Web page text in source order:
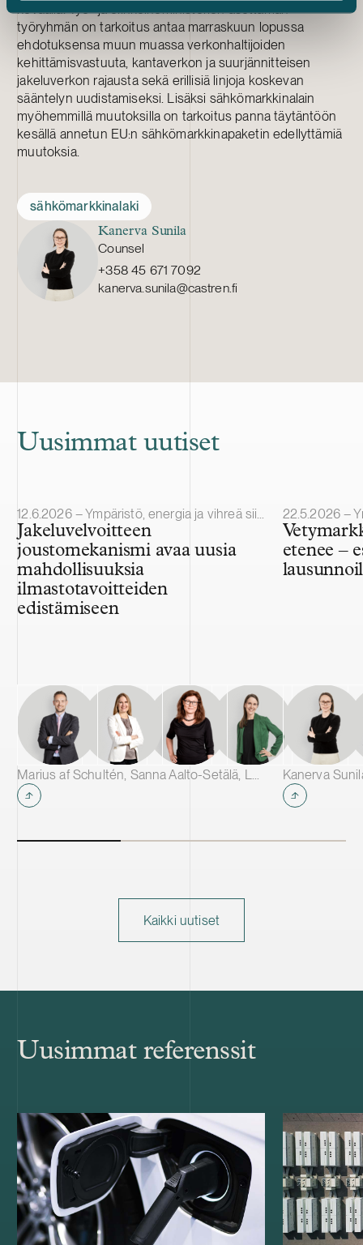
keväällä. Työ- ja elinkeinoministeriön asettaman
työryhmän on tarkoitus antaa marraskuun lopussa
ehdotuksensa muun muassa verkonhaltijoiden
kehittämisvastuuta, kantaverkon ja suurjännitteisen
jakeluverkon rajausta sekä erillisiä linjoja koskevan
sääntelyn uudistamiseksi. Lisäksi sähkömarkkinalain
myöhemmillä muutoksilla on tarkoitus panna täytäntöön
kesällä annetun EU:n sähkömarkkinapaketin edellyttämiä
muutoksia.
sähkömarkkinalaki
Kanerva Sunila
Counsel
+358 45 671 7092
kanerva.sunila@castren.fi
Uusimmat uutiset
Julkaistu
12.6.2026 – Ympäristö, energia ja vihreä siirtymä
Jakeluvelvoitteen
joustomekanismi avaa uusia
mahdollisuuksia
ilmastotavoitteiden
edistämiseen
Marius af Schultén, Sanna Aalto-Setälä, Laura Vuorinen & Marja Ollila
Julkaistu
22.5.2026 –
etenee –
Kanerva
Kaikki uutiset
Uusimmat referenssit